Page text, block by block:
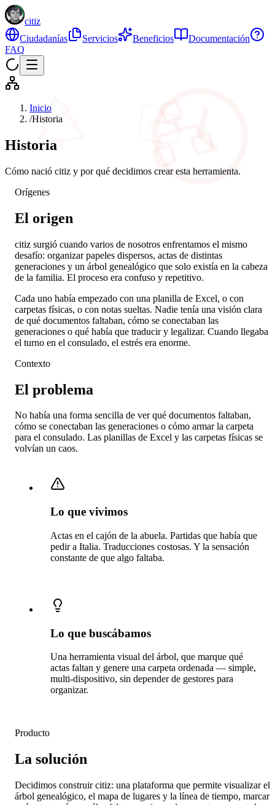
citiz
Ciudadanías
Servicios Beneficios
Documentación
FAQ
Inicio
/Historia
Historia
Cómo nació citiz y por qué decidimos crear esta herramienta.
Orígenes
El origen
citiz surgió cuando varios de nosotros enfrentamos el mismo
desafío: organizar papeles dispersos, actas de distintas
generaciones y un árbol genealógico que solo existía en la cabeza
de la familia. El proceso era confuso y repetitivo.
Cada uno había empezado con una planilla de Excel, o con
carpetas físicas, o con notas sueltas. Nadie tenía una visión clara
de qué documentos faltaban, cómo se conectaban las
generaciones o qué había que traducir y legalizar. Cuando llegaba
el turno en el consulado, el estrés era enorme.
Contexto
El problema
No había una forma sencilla de ver qué documentos faltaban,
cómo se conectaban las generaciones o cómo armar la carpeta
para el consulado. Las planillas de Excel y las carpetas físicas se
volvían un caos.
Lo que vivimos
Actas en el cajón de la abuela. Partidas que había que
pedir a Italia. Traducciones costosas. Y la sensación
constante de que algo faltaba.
Lo que buscábamos
Una herramienta visual del árbol, que marque qué
actas faltan y genere una carpeta ordenada — simple,
multi-dispositivo, sin depender de gestores para
organizar.
Producto
La solución
Decidimos construir citiz: una plataforma que permite visualizar el
árbol genealógico, el mapa de lugares y la línea de tiempo, marcar